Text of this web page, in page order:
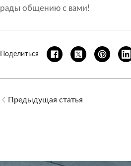
рады общению с вами!
Поделиться
Предыдущая статья